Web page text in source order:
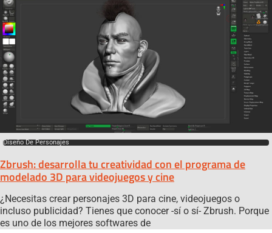
Diseño De Personajes
Zbrush: desarrolla tu creatividad con el programa de
modelado 3D para videojuegos y cine
¿Necesitas crear personajes 3D para cine, videojuegos o
incluso publicidad? Tienes que conocer -sí o sí- Zbrush. Porque
es uno de los mejores softwares de